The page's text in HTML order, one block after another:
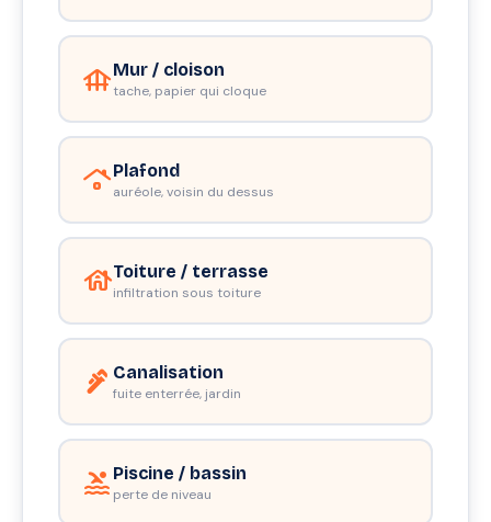
foundationMur / cloison
tache, papier qui cloque
roofingPlafond
auréole, voisin du dessus
houseToiture / terrasse
infiltration sous toiture
plumbing Canalisation
fuite enterrée, jardin
pool Piscine / bassin
perte de niveau